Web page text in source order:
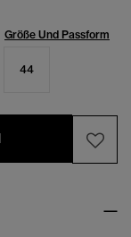
Größe Und Passform
44